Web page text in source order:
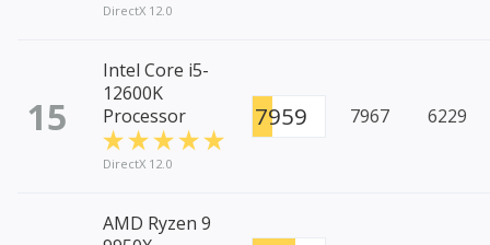
DirectX 12.0
15
Intel Core i5-
12600K
Processor
DirectX 12.0
7959 7967 6229
AMD Ryzen 9